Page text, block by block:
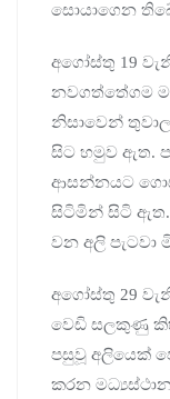
සොයාගෙන
අගෝස්තු 19
නවගත්තේගම
නිසාවෙන්
සිට හමුව ඇත.
ආසන්නයට ගොස්
සිටිමින් සිටි ඇත.
වන අලි
අගෝස්තු 29
වෙඩි සලකුණු
පසුවූ අලියෙක්
කරන